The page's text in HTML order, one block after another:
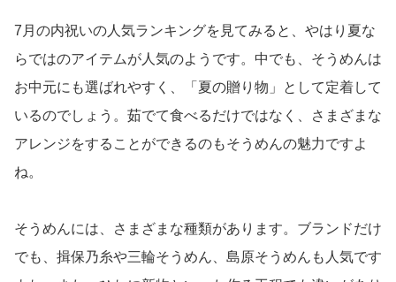
7月の内祝いの人気ランキングを見てみると、やはり夏な
らではのアイテムが人気のようです。中でも、そうめんは
お中元にも選ばれやすく、「夏の贈り物」として定着して
いるのでしょう。茹でて食べるだけではなく、さまざまな
アレンジをすることができるのもそうめんの魅力ですよ
ね。
そうめんには、さまざまな種類があります。ブランドだけ
でも、揖保乃糸や三輪そうめん、島原そうめんも人気です